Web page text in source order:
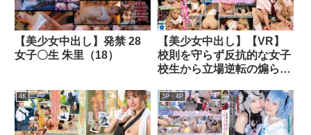
【美少女中出し】発禁 28
女子〇生 朱里（18）
【美少女中出し】【VR】
校則を守らず反抗的な女子
校生から立場逆転の煽られ
させられる生活指導教員の
僕 希咲那奈
4K 3P・4P